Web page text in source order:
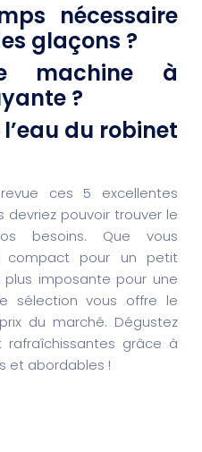
nécessaire
glaçons ?
machine à
?
du robinet
ces 5 excellentes
devriez pouvoir trouver le
besoins. Que vous
compact pour un petit
imposante pour une
sélection vous offre le
du marché. Dégustez
grâce à
et abordables !